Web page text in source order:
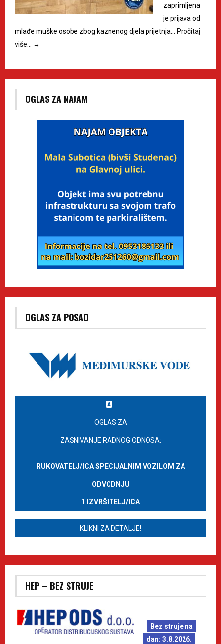
zaprimljena
je prijava od
mlađe muške osobe zbog kaznenog djela prijetnja…
Pročitaj
više…
→
OGLAS ZA NAJAM
OGLAS ZA POSAO
OGLAS ZA
ZASNIVANJE RADNOG ODNOSA:
RUKOVATELJ/ICA SPECIJALNIM VOZILOM ZA
ODVODNJU
1 IZVRŠITELJ/ICA
KLIKNI ZA DETALJE!
HEP – BEZ STRUJE
Bez struje na
dan: 3.8.2026.